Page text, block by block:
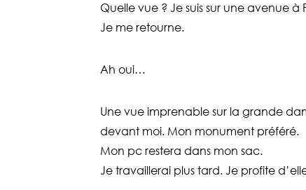
Quelle vue ? Je suis sur une avenue à
Je me retourne.
Ah oui…
Une vue imprenable sur la grande
devant moi. Mon monument préféré.
Mon pc restera dans mon sac.
Je travaillerai plus tard. Je profite